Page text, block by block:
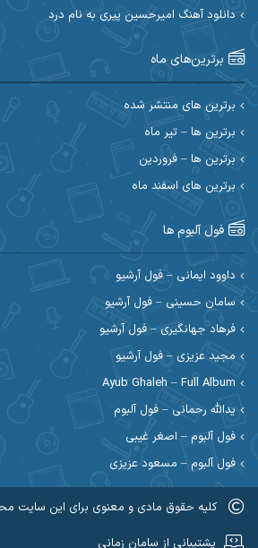
احسان آیینفر
احسان امیدوار
احسان حیدری
احسان رمضانی
احسان کریمی
احسان مرادیان
احمد بیرانوند
احمد صحراییان
احمد نازدار احمد
احمدرضا امرایی
ارسلان منصوری
اسماعیل منتی
اشکان ابرناک
دانلود آهنگ امیرحسین پیری به نام درد
برترین‌های ماه
برترین های منتشر شده
برترین ها – تیر ماه
برترین ها – فروردین
برترین های اسفند ماه
فول آلبوم ها
داوود ایمانی – فول آرشیو
سامان حسینی – فول آرشیو
فرهاد جهانگیری – فول آرشیو
مجید عزیزی – فول آرشیو
Ayub Ghaleh – Full Album
یدالله رحمانی – فول آلبوم
فول آلبوم – اصغر غیبی
فول آلبوم – مسعود عزیزی
کلیه حقوق مادی و معنوی برای این سایت
پشتیبانی از سامان زمانی